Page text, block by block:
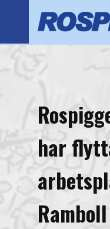
Flytt
Företagsflytt
Botkyrka
Bromma
Haninge
Järfälla
har